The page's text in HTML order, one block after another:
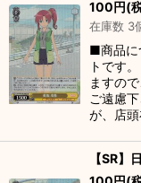
100円(
在庫数 3
■商品に
トです
ますの
ご遠慮
が、店
【SR